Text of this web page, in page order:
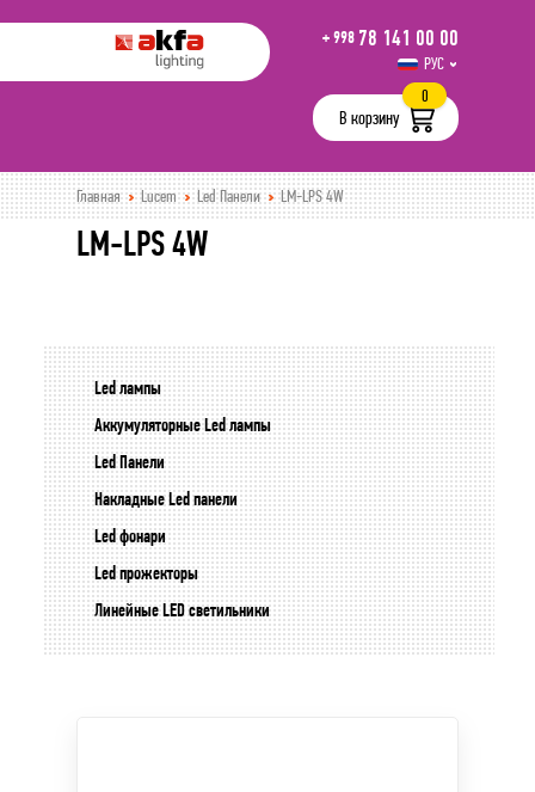
+ 998 78 141 00 00
РУС
UZB
В корзину
0
Главная Lucem Led Панели LM-LPS 4W
LM-LPS 4W
Led лампы
Аккумуляторные Led лампы
Led Панели
Накладные Led панели
Led фонари
Led прожекторы
Линейные LED светильники